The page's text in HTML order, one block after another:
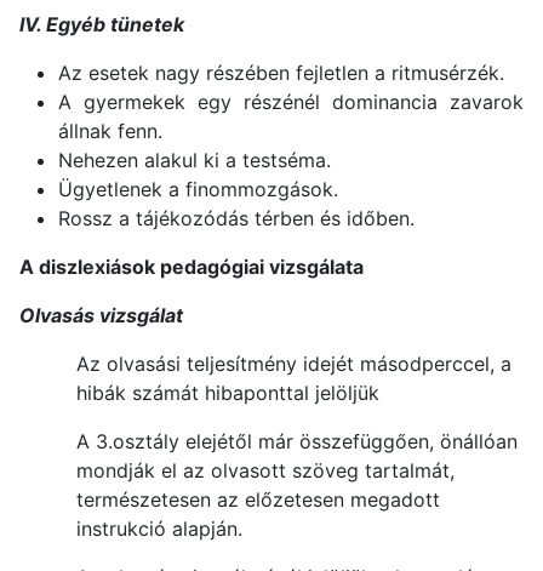
IV. Egyéb tünetek
Az esetek nagy részében fejletlen a ritmusérzék.
A gyermekek egy részénél dominancia zavarok
állnak fenn.
Nehezen alakul ki a testséma.
Ügyetlenek a finommozgások.
Rossz a tájékozódás térben és időben.
A diszlexiások pedagógiai vizsgálata
Olvasás vizsgálat
Az olvasási teljesítmény idejét másodperccel, a
hibák számát hibaponttal jelöljük
A 3.osztály elejétől már összefüggően, önállóan
mondják el az olvasott szöveg tartalmát,
természetesen az előzetesen megadott
instrukció alapján.